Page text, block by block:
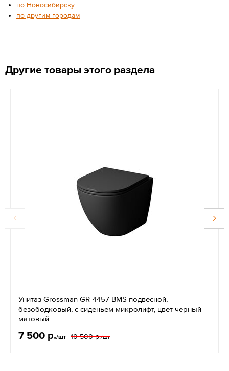
по Новосибирску
по другим городам
Другие товары этого раздела
Унитаз Grossman GR-4457 BMS подвесной,
безободковый, с сиденьем микролифт, цвет черный
матовый
7 500 р./шт 10 500 р./шт